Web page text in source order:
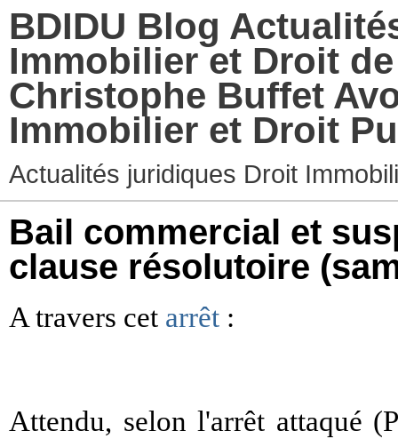
BDIDU Blog
Immobilier et Droit
Christophe Buffet
Immobilier et Droit
Actualités juridiques Droit
Bail commercial et
clause résolutoire
A travers cet arrêt :
Attendu, selon l'arrêt attaqué